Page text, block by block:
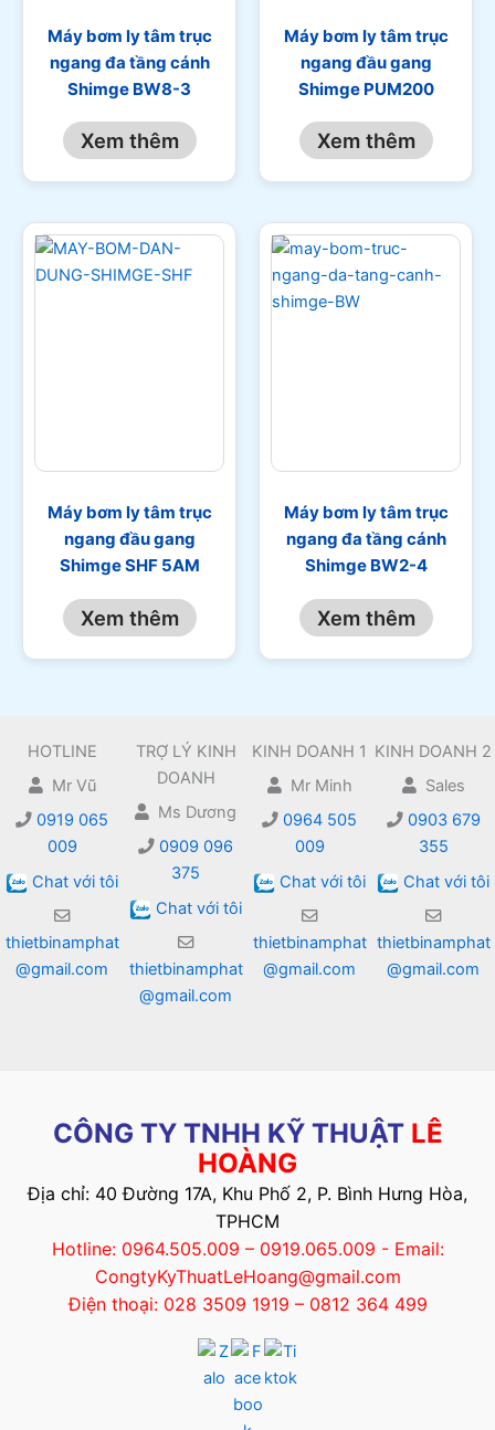
Máy bơm ly tâm trục
ngang đa tầng cánh
Shimge BW8-3
Xem thêm
Máy bơm ly tâm trục
ngang đầu gang
Shimge PUM200
Xem thêm
Máy bơm ly tâm trục
ngang đầu gang
Shimge SHF 5AM
Xem thêm
Máy bơm ly tâm trục
ngang đa tầng cánh
Shimge BW2-4
Xem thêm
HOTLINE
Mr Vũ
0919 065
009
Chat với tôi
thietbinamphat
@gmail.com
TRỢ LÝ KINH
DOANH
Ms Dương
0909 096
375
Chat với tôi
thietbinamphat
@gmail.com
KINH DOANH 1
Mr Minh
0964 505
009
Chat với tôi
thietbinamphat
@gmail.com
KINH DOANH 2
Sales
0903 679
355
Chat với tôi
thietbinamphat
@gmail.com
CÔNG TY TNHH KỸ THUẬT LÊ
HOÀNG
Địa chỉ: 40 Đường 17A, Khu Phố 2, P. Bình Hưng Hòa,
TPHCM
Hotline: 0964.505.009 – 0919.065.009 - Email:
CongtyKyThuatLeHoang@gmail.com
Điện thoại: 028 3509 1919 – 0812 364 499